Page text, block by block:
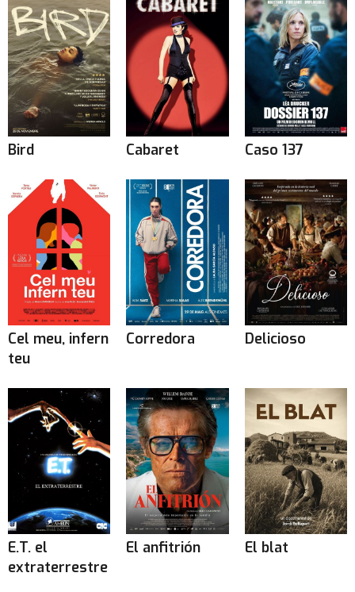
Bird Cabaret Caso 137
Cel meu, infern
teu
Corredora Delicioso
E.T. el
extraterrestre
El anfitrión El blat